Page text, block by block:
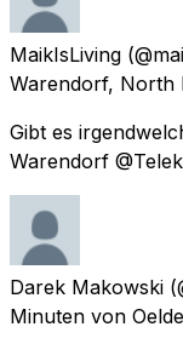
MaikIsLiving
Warendorf, North
Gibt es
Warendorf
Darek Makowski
Minuten von